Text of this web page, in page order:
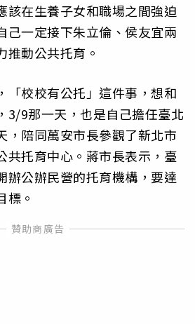
該在生養子女和職場之間強迫
己一定接下朱立倫、侯友宜兩
推動公共托育。
「校校有公托」這件事，想和
3/9那一天，也是自己擔任臺北
，陪同萬安市長參觀了新北市
共托育中心。蔣市長表示，臺
辦公辦民營的托育機構，要達
標。